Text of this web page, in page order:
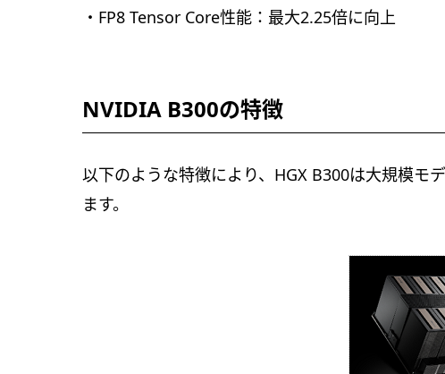
・FP8 Tensor Core性能：最大2.25倍に向上
NVIDIA B300の特徴
以下のような特徴により、HGX B300は大規模モ
ます。